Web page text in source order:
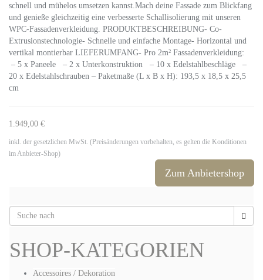
schnell und mühelos umsetzen kannst.Mach deine Fassade zum Blickfang
und genieße gleichzeitig eine verbesserte Schallisolierung mit unseren
WPC-Fassadenverkleidung. PRODUKTBESCHREIBUNG- Co-
Extrusionstechnologie- Schnelle und einfache Montage- Horizontal und
vertikal montierbar LIEFERUMFANG- Pro 2m² Fassadenverkleidung:
– 5 x Paneele – 2 x Unterkonstruktion – 10 x Edelstahlbeschläge –
20 x Edelstahlschrauben – Paketmaße (L x B x H): 193,5 x 18,5 x 25,5
cm
1.949,00 €
inkl. der gesetzlichen MwSt. (Preisänderungen vorbehalten, es gelten die Konditionen
im Anbieter-Shop)
Zum Anbietershop
SHOP-KATEGORIEN
Accessoires / Dekoration